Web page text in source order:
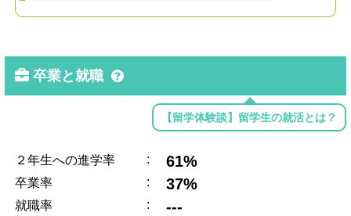
卒業と就職
【留学体験談】留学生の就活とは？
２年生への進学率 : 61%
卒業率 : 37%
就職率 : ---